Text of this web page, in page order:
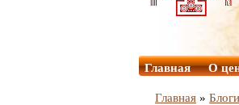
Главная О
Главная » Блоги